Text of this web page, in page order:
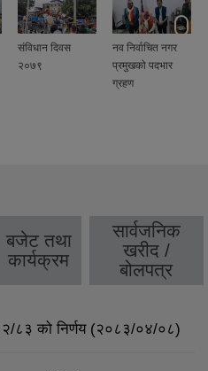
संविधान दिवस
२०७९
नव निर्वाचित नगर
प्रमुखको पदभार
ग्रहण
बजेट तथा
कार्यक्रम
सार्वजनिक
खरीद /
बोलपत्र
८३ को निर्णय (२०८३/०४/०८)